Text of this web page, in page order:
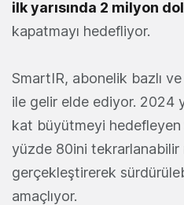
ilk yarısında 2 milyon
kapatmayı hedefliyor.
SmartIR, abonelik bazlı
ile gelir elde ediyor. 2024
kat büyütmeyi
yüzde 80ini tekrarlanabilir
gerçekleştirerek
amaçlıyor.